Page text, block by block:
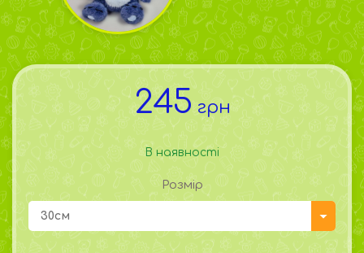
245 грн
В наявності
Розмір
30см